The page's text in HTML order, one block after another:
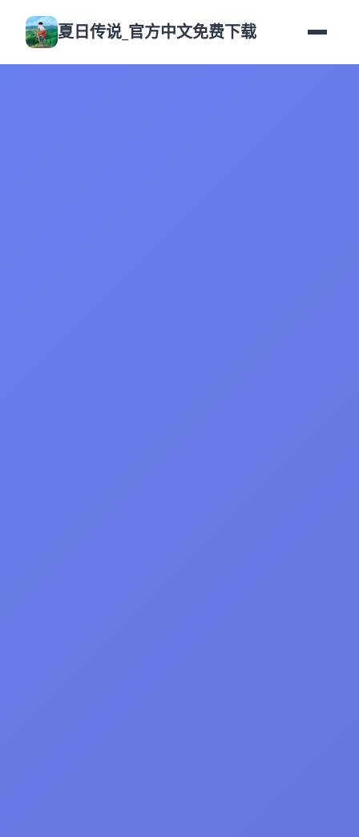
夏日传说_官方中文免费下载